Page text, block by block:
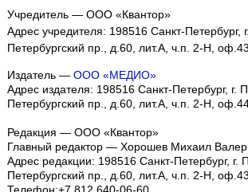
Учредитель — ООО «Квантор»
Адрес учредителя: 198516 Санкт-Петербург,
Петербургский пр., д.60, лит.А, ч.п. 2-Н,
Издатель — ООО «МЕДИО»
Адрес издателя: 198516 Санкт-Петербург, г.
Петербургский пр., д.60, лит.А, ч.п. 2-Н,
Редакция — ООО «Квантор»
Главный редактор — Хорошев Михаил
Адрес редакции: 198516 Санкт-Петербург, г.
Петербургский пр., д.60, лит.А, ч.п. 2-Н,